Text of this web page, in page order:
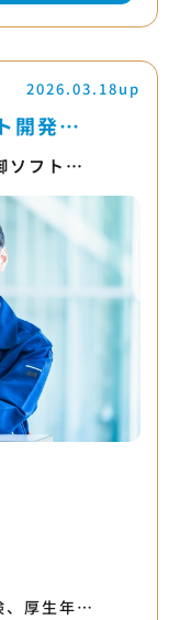
2026.03.18up
開発…
ソフト…
、厚生年…